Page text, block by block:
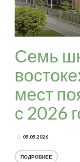
Семь
мест
с 2026
05.05.2026
ПОДРОБНЕЕ